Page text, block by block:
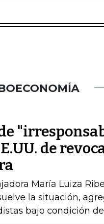
de
María Luiza
la situación,
bajo condición